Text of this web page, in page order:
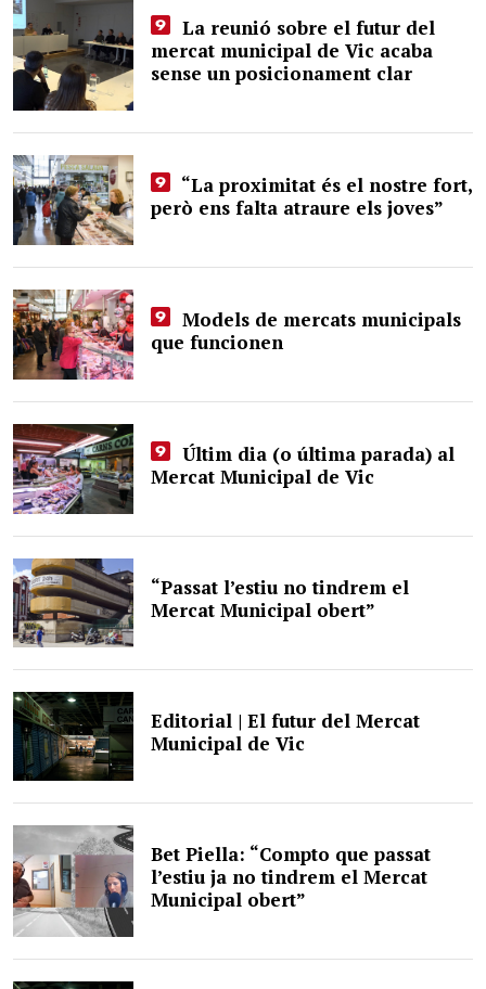
La reunió sobre el futur del
mercat municipal de Vic acaba
sense un posicionament clar
“La proximitat és el nostre fort,
però ens falta atraure els joves”
Models de mercats municipals
que funcionen
Últim dia (o última parada) al
Mercat Municipal de Vic
“Passat l’estiu no tindrem el
Mercat Municipal obert”
Editorial | El futur del Mercat
Municipal de Vic
Bet Piella: “Compto que passat
l’estiu ja no tindrem el Mercat
Municipal obert”